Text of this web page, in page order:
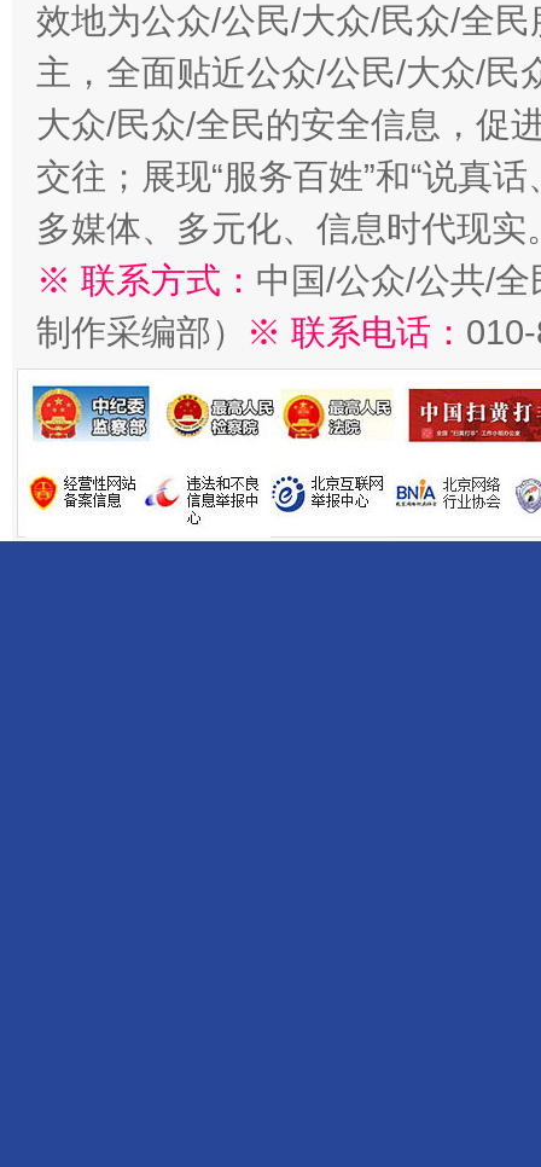
效地为公众/公民/大众/民众/全
主，全面贴近公众/公民/大众/民
大众/民众/全民的安全信息，促
交往；展现“服务百姓”和“说真
多媒体、多元化、信息时代现实
※ 联系方式： 中国/公众/公共/
制作采编部）
※ 联系电话：